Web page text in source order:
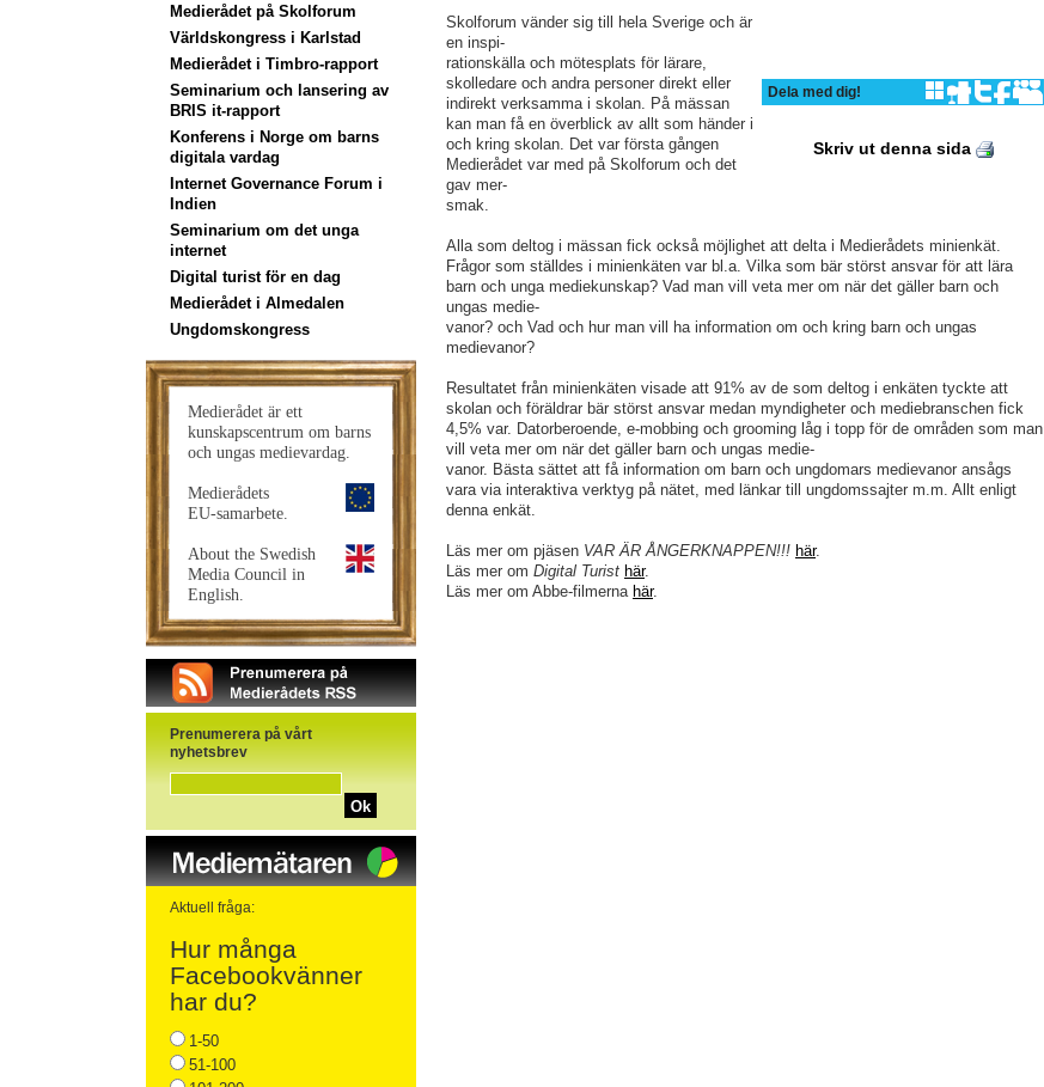
Medierådet på Skolforum
Världskongress i Karlstad
Medierådet i Timbro-rapport
Seminarium och lansering av
BRIS it-rapport
Konferens i Norge om barns
digitala vardag
Internet Governance Forum i
Indien
Seminarium om det unga
internet
Digital turist för en dag
Medierådet i Almedalen
Ungdomskongress
Medierådet är ett
kunskapscentrum om barns
och ungas medievardag.
Medierådets
EU-samarbete.
About the Swedish
Media Council in
English.
Prenumerera på vårt
nyhetsbrev
Ok
Aktuell fråga:
Hur många
Facebookvänner
har du?
1-50
51-100
Dela med dig!
Skriv ut denna sida
Skolforum vänder sig till hela Sverige och är
en inspi-
rationskälla och mötesplats för lärare,
skolledare och andra personer direkt eller
indirekt verksamma i skolan. På mässan
kan man få en överblick av allt som händer i
och kring skolan. Det var första gången
Medierådet var med på Skolforum och det
gav mer-
smak.
Alla som deltog i mässan fick också möjlighet att delta i Medierådets minienkät.
Frågor som ställdes i minienkäten var bl.a. Vilka som bär störst ansvar för att lära
barn och unga mediekunskap? Vad man vill veta mer om när det gäller barn och
ungas medie-
vanor? och Vad och hur man vill ha information om och kring barn och ungas
medievanor?
Resultatet från minienkäten visade att 91% av de som deltog i enkäten tyckte att
skolan och föräldrar bär störst ansvar medan myndigheter och mediebranschen fick
4,5% var. Datorberoende, e-mobbing och grooming låg i topp för de områden som man
vill veta mer om när det gäller barn och ungas medie-
vanor. Bästa sättet att få information om barn och ungdomars medievanor ansågs
vara via interaktiva verktyg på nätet, med länkar till ungdomssajter m.m. Allt enligt
denna enkät.
Läs mer om pjäsen VAR ÄR ÅNGERKNAPPEN!!! här.
Läs mer om Digital Turist här.
Läs mer om Abbe-filmerna här.